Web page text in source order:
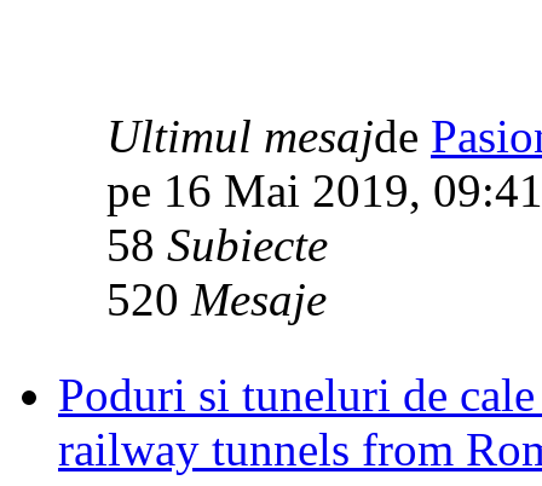
Ultimul mesajde
pe 16 Mai 2019, 09:41
58 Subiecte
520 Mesaje
Poduri si tuneluri de
railway tunnels from